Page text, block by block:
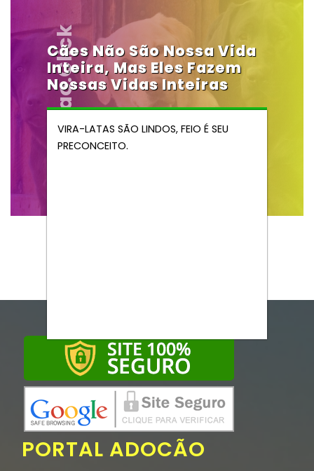
Vendocao.click
Cães Não São Nossa Vida
Inteira, Mas Eles Fazem
Nossas Vidas Inteiras
VIRA-LATAS SÃO LINDOS, FEIO É SEU
PRECONCEITO.
PORTAL ADOCÃO